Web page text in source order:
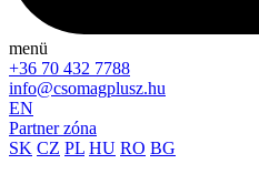
menü
+36 70 432 7788
info@csomagplusz.hu
EN
Partner zóna
SK CZ PL HU RO BG